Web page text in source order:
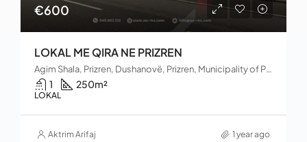
€600
LOKAL ME QIRA NE PRIZREN
Agim Shala, Prizren, Dushanovë, Prizren, Municipality of Prizren, District of Prizren, 20080, Kosovo
1 250m²
LOKAL
Aktrim Arifaj 1 year ago